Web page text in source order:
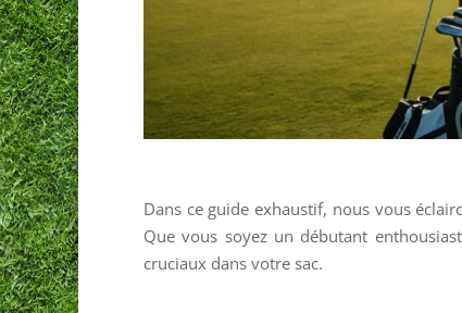
Dans ce guide exhaustif, nous vous
Que vous soyez un débutant
cruciaux dans votre sac.